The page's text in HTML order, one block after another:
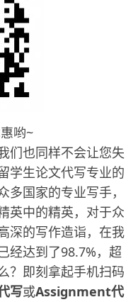
哟~
们也同样不会让您失
学生论文代写专业的
国家的专业写手，
英中的精英，对于众
深的写作造诣，在我
经达到了98.7%，超
？即刻拿起手机扫码
写或Assignment代